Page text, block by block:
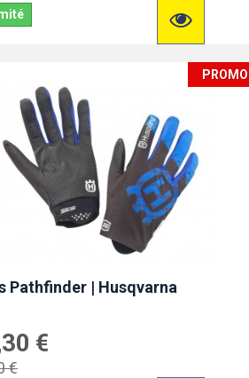
PROMO
Pathfinder | Husqvarna
€
€